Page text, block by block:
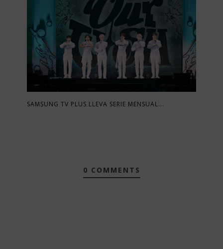
SAMSUNG TV PLUS LLEVA SERIE MENSUAL...
0 COMMENTS